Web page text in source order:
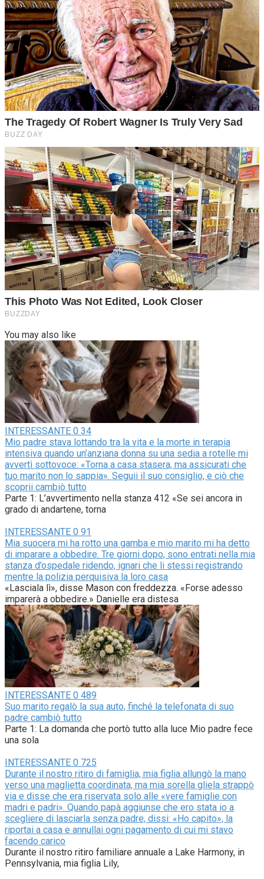
You may also like
INTERESSANTE 0 34
Mio padre stava lottando tra la vita e la morte in terapia
intensiva quando un’anziana donna su una sedia a rotelle mi
avvertì sottovoce: «Torna a casa stasera, ma assicurati che
tuo marito non lo sappia». Seguii il suo consiglio, e ciò che
scoprii cambiò tutto
Parte 1: L’avvertimento nella stanza 412 «Se sei ancora in
grado di andartene, torna
INTERESSANTE 0 91
Mia suocera mi ha rotto una gamba e mio marito mi ha detto
di imparare a obbedire. Tre giorni dopo, sono entrati nella mia
stanza d’ospedale ridendo, ignari che li stessi registrando
mentre la polizia perquisiva la loro casa
«Lasciala lì», disse Mason con freddezza. «Forse adesso
imparerà a obbedire.» Danielle era distesa
INTERESSANTE 0 489
Suo marito regalò la sua auto, finché la telefonata di suo
padre cambiò tutto
Parte 1: La domanda che portò tutto alla luce Mio padre fece
una sola
INTERESSANTE 0 725
Durante il nostro ritiro di famiglia, mia figlia allungò la mano
verso una maglietta coordinata, ma mia sorella gliela strappò
via e disse che era riservata solo alle «vere famiglie con
madri e padri». Quando papà aggiunse che ero stata io a
scegliere di lasciarla senza padre, dissi: «Ho capito», la
riportai a casa e annullai ogni pagamento di cui mi stavo
facendo carico
Durante il nostro ritiro familiare annuale a Lake Harmony, in
Pennsylvania, mia figlia Lily,